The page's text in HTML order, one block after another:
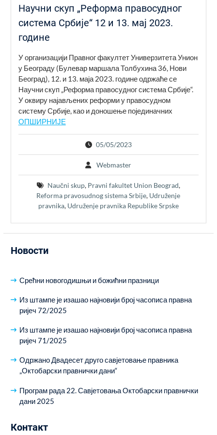
Научни скуп „Реформа правосудног
система Србије“ 12 и 13. мај 2023.
године
У организацији Правног факултет Универзитета Унион
у Београду (Булевар маршала Толбухина 36, Нови
Београд), 12. и 13. маја 2023. године одржаће се
Научни скуп „Реформа правосудног система Србије“.
У оквиру најављених реформи у правосудном
систему Србије, као и доношење појединачних
ОПШИРНИЈЕ
05/05/2023
Webmaster
Naučni skup, Pravni fakultet Union Beograd,
Reforma pravosudnog sistema Srbije, Udruženje
pravnika, Udruženje pravnika Republike Srpske
Новости
Срећни новогодишњи и божићни празници
Из штампе је изашао најновији број часописа правна
ријеч 72/2025
Из штампе је изашао најновији број часописа правна
ријеч 71/2025
Одржано Двадесет друго савјетовање правника
„Октобарски правнички дани“
Програм рада 22. Савјетовања Октобарски правнички
дани 2025
Контакт